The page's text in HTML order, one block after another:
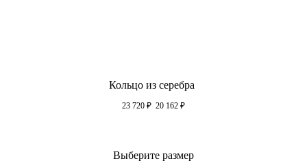
Кольцо из серебра
23 720 ₽ 20 162 ₽
Выберите размер